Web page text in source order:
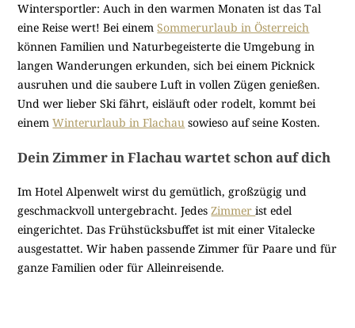
Wintersportler: Auch in den warmen Monaten ist das Tal
eine Reise wert! Bei einemSommerurlaub in Österreich
können Familien und Naturbegeisterte die Umgebung in
langen Wanderungen erkunden, sich bei einem Picknick
ausruhen und die saubere Luft in vollen Zügen genießen.
Und wer lieber Ski fährt, eisläuft oder rodelt, kommt bei
einemWinterurlaub in Flachau sowieso auf seine Kosten.
Dein Zimmer in Flachau wartet schon auf dich
Im Hotel Alpenwelt wirst du gemütlich, großzügig und
geschmackvoll untergebracht. JedesZimmerist edel
eingerichtet. Das Frühstücksbuffet ist mit einer Vitalecke
ausgestattet. Wir haben passende Zimmer für Paare und für
ganze Familien oder für Alleinreisende.